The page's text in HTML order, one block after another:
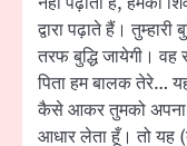
द्वारा पढ़ाते हैं।
तरफ बुद्धि जायेगी। वह
पिता हम बालक तेरे…
कैसे आकर तुमको अपना
आधार लेता हूँ। तो यह